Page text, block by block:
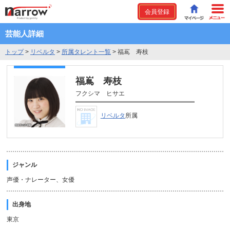
会員登録
芸能人詳細
トップ> リベルタ > 所属タレント一覧 > 福嶌 寿枝
福嶌 寿枝
フクシマ ヒサエ
リベルタ 所属
ジャンル
声優・ナレーター、女優
出身地
東京